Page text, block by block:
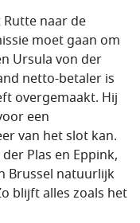
naar de
moet gaan om
Ursula von der
netto-betaler is
overgemaakt. Hij
een
van het slot kan.
Plas en Eppink,
Brussel natuurlijk
blijft alles zoals het